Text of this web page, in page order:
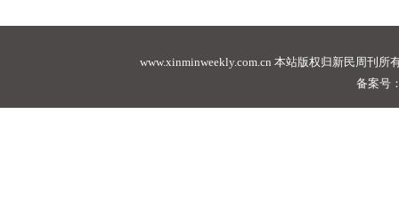
www.xinminweekly.com.cn 本站版权归新民周刊所
备案号